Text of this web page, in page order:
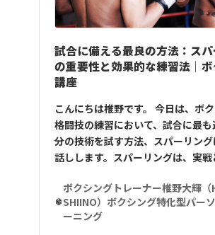
試合に備える最良の方法：ス
の重要性と効果的な練習法｜
講座
こんにちは椎野です。 今日は、ボ
格闘技の練習において、試合に最
分の技術を試す方法、スパーリン
話しします。スパーリングは、実
ボクシングトレーナー椎野大輝（
SHIINO）ボクシング特化型パー
ーニング